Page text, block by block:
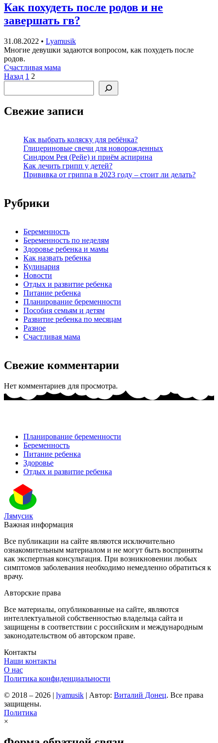
Как похудеть после родов и не
завершать гв?
31.08.2022 • Lyamusik
Многие девушки задаются вопросом, как похудеть после
родов.
Счастливая мама
Пагинация
Назад 1 2
Свежие записи
Как выбрать коляску для ребёнка?
Глицериновые свечи для новорожденных
Синдром Рея (Рейе) и приём аспирина
Как лечить грипп у детей?
Прививка от гриппа в 2023 году – стоит ли делать?
Рубрики
Беременность
Беременность по неделям
Здоровье ребенка и мамы
Как назвать ребенка
Кулинария
Новости
Отдых и развитие ребенка
Питание ребенка
Планирование беременности
Пособия семьям и детям
Развитие ребенка по месяцам
Разное
Счастливая мама
Свежие комментарии
Нет комментариев для просмотра.
Планирование беременности
Беременность
Питание ребенка
Здоровье
Отдых и развитие ребенка
Лямусик
Важная информация
Все публикации на сайте являются исключительно
ознакомительным материалом и не могут быть восприняты
как экспертная консультация. При возникновении любых
симптомов заболевания необходимо немедленно обратиться к
врачу.
Авторские права
Все материалы, опубликованные на сайте, являются
интеллектуальной собственностью владельца сайта и
защищены в соответствии с российским и международным
законодательством об авторском праве.
Контакты
Наши контакты
О нас
Политика конфиденциальности
© 2018 – 2026 | lyamusik | Автор: Виталий Донец. Все права
защищены.
Политика
×